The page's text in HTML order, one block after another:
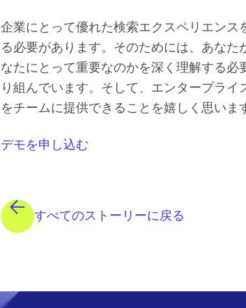
企業にとって優れた検索エクスペリエン
る必要があります。そのためには、あな
なたにとって重要なのかを深く理解する
り組んでいます。そして、エンタープラ
をチームに提供できることを嬉しく思いま
デモを申し込む
すべてのストーリーに戻る